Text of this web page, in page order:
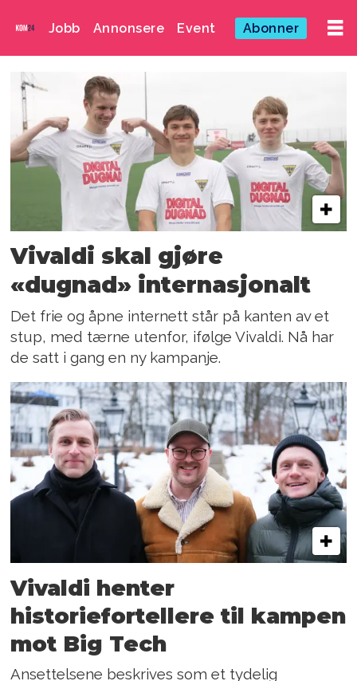
Jobb Annonsere Event Abonner
Emne:
nettleser
Vivaldi skal gjøre
«dugnad» internasjonalt
Det frie og åpne internett står på kanten av et
stup, med tærne utenfor, ifølge Vivaldi. Nå har
de satt i gang en ny kampanje.
Vivaldi henter
historiefortellere til kampen
mot Big Tech
Ansettelsene beskrives som et tydelig